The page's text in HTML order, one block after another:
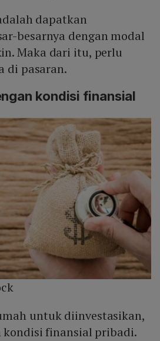
dapatkan
besarnya dengan modal
Maka dari itu, perlu
di pasaran.
kondisi finansial
untuk diinvestasikan,
kondisi finansial pribadi.